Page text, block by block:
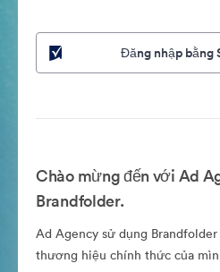
Đăng nhập bằng
Chào mừng đến với Ad
Brandfolder.
Ad Agency sử dụng
thương hiệu chính thức của